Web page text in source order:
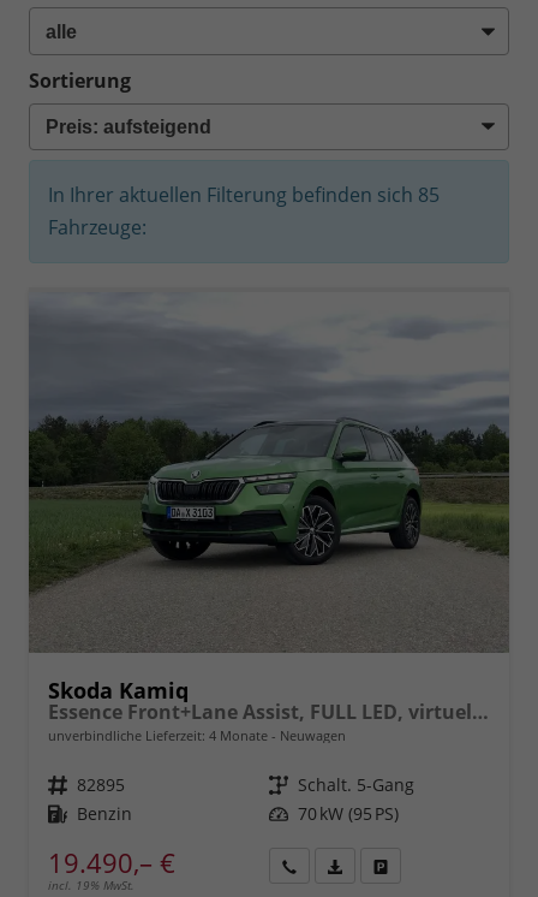
Sortierung
In Ihrer aktuellen Filterung befinden sich 85
Fahrzeuge:
Skoda Kamiq
Essence Front+Lane Assist, FULL LED, virtuelles Cockpit, , Klima, Parksensoren, ISOFIX, el. Fensterheber vorn uvm.
unverbindliche Lieferzeit: 4 Monate Neuwagen
Fahrzeugnr. 82895 Getriebe Schalt. 5-Gang
Kraftstoff Benzin Leistung 70 kW (95 PS)
19.490,– €
incl. 19% MwSt.